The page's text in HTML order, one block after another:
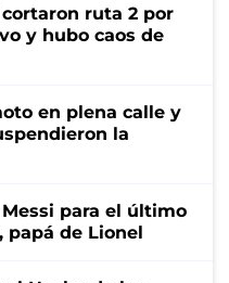
ruta 2 por
y hubo caos de
en plena calle y
la
para el último
papá de Lionel